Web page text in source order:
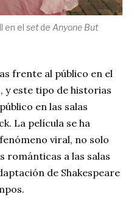
en el setde Anyone But
frente al público en el
y este tipo de historias
en las salas
La película se ha
viral, no solo
románticas a las salas
de Shakespeare